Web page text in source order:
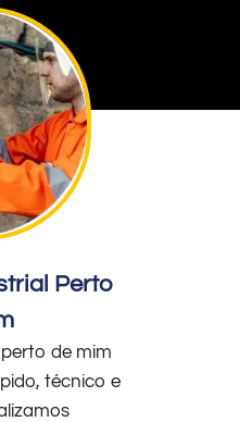
Perto
de mim
técnico e